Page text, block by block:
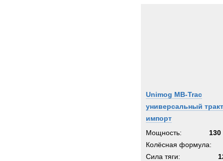
Unimog MB-Trac
универсальный
импорт
Мощность:
130
Колёсная формула:
Сила тяги: